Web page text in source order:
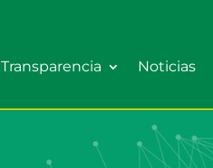
Transparencia Noticias